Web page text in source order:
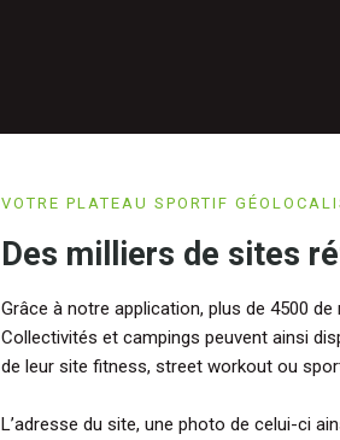
VOTRE PLATEAU SPORTIF
Des milliers de sites
Grâce à notre application, plus de 4500
Collectivités et campings peuvent ainsi
de leur site fitness, street workout ou
L’adresse du site, une photo de celui-ci